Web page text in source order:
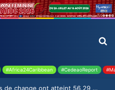
#Africa24Caribbean #CedeaoReport
Côte d’Ivoire : les réserves de change ont atteint 56,29 milliards USD en juillet